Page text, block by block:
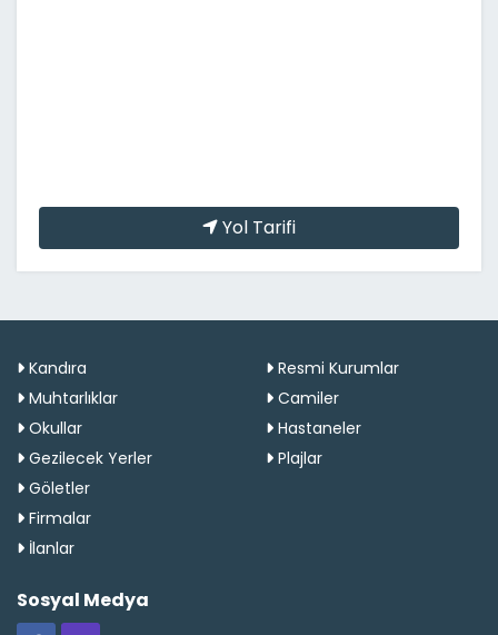
Yol Tarifi
Kandıra
Resmi Kurumlar
Muhtarlıklar
Camiler
Okullar
Hastaneler
Gezilecek Yerler
Plajlar
Göletler
Firmalar
İlanlar
Sosyal Medya